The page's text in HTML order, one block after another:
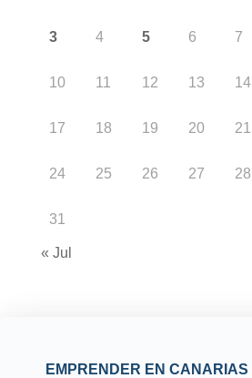
3 4 5 6 7
10 11 12 13 14
17 18 19 20 21
24 25 26 27 28
31
« Jul
EMPRENDER EN CANARIAS